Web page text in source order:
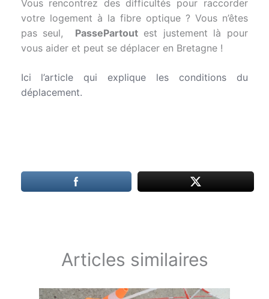
Vous rencontrez des difficultés pour raccorder
votre logement à la fibre optique ? Vous n’êtes
pas seul, PassePartoutest justement là pour
vous aider et peut se déplacer en Bretagne !
Ici l’article qui explique les conditions du
déplacement.
Articles similaires